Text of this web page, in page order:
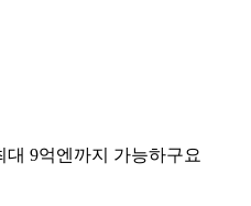
대 9억엔까지 가능하구요